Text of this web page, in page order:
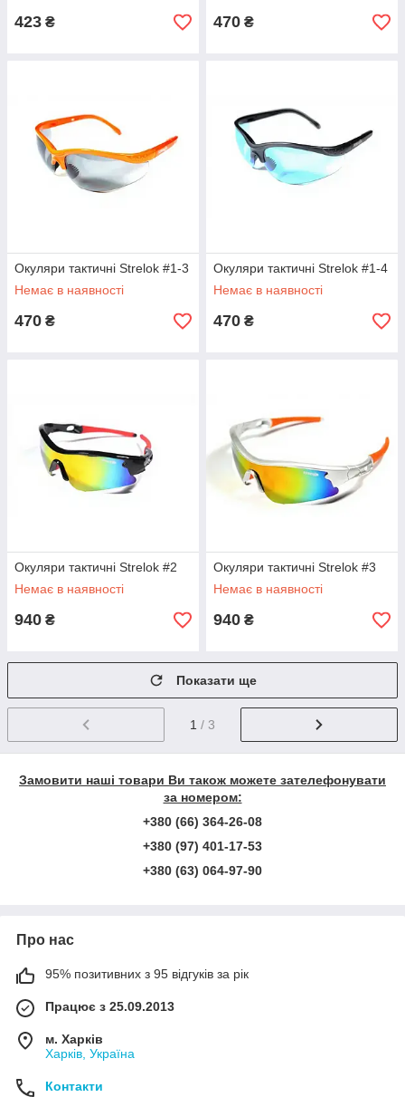
423 ₴ 470 ₴
Окуляри тактичні Strelok #1-3
Немає в наявності
470 ₴
Окуляри тактичні Strelok #1-4
Немає в наявності
470 ₴
Окуляри тактичні Strelok #2
Немає в наявності
940 ₴
Окуляри тактичні Strelok #3
Немає в наявності
940 ₴
Показати ще
1 / 3
Замовити наші товари Ви також можете зателефонувати
за номером:
+380 (66) 364-26-08
+380 (97) 401-17-53
+380 (63) 064-97-90
Про нас
95% позитивних з 95 відгуків за рік
Працює з 25.09.2013
м. Харків
Харків, Україна
Контакти